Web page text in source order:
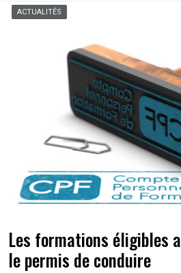
ACTUALITÉS
Les formations éligibles
le permis de conduire